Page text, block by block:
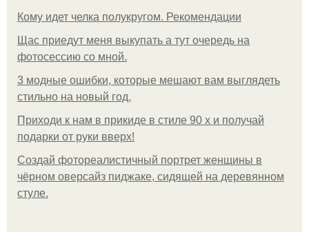
Кому идет челка полукругом. Рекомендации
Щас приедут меня выкупать а тут очередь на
фотосессию со мной.
3 модные ошибки, которые мешают вам выглядеть
стильно на новый год.
Приходи к нам в прикиде в стиле 90 х и получай
подарки от руки вверх!
Создай фотореалистичный портрет женщины в
чёрном оверсайз пиджаке, сидящей на деревянном
стуле.